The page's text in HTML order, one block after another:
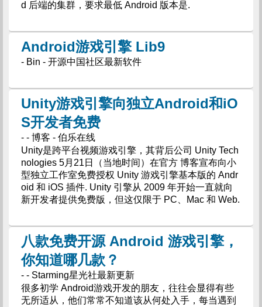
d 后端的集群，要求最低 Android 版本是.
Android游戏引擎 Lib9
- Bin - 开源中国社区最新软件
Unity游戏引擎向独立Android和iO
S开发者免费
- - 博客 - 伯乐在线
Unity是跨平台视频游戏引擎，其背后公司 Unity Tech
nologies 5月21日（当地时间）在官方 博客宣布向小
型独立工作室免费授权 Unity 游戏引擎基本版的 Andr
oid 和 iOS 插件. Unity 引擎从 2009 年开始一直就向
新开发者提供免费版，但这仅限于 PC、Mac 和 Web.
八款免费开源 Android 游戏引擎，
你知道哪几款？
- - Starming星光社最新更新
很多初学 Android游戏开发的朋友，往往会显得有些
无所适从，他们常常不知道该从何处入手，每当遇到